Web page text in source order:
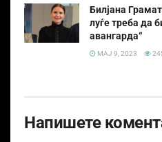
Билјана
луѓе треба да
авангарда“
МАЈ 9, 2023
Напишете